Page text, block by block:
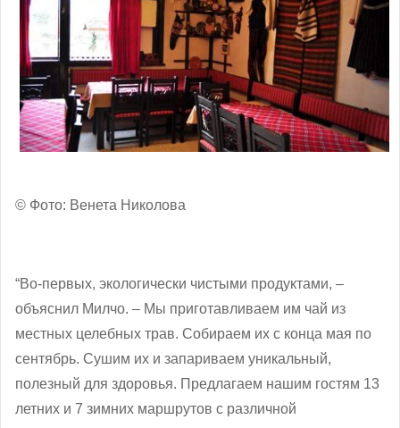
© Фото: Венета Николова
“Во-первых, экологически чистыми продуктами, –
объяснил Милчо. – Мы приготавливаем им чай из
местных целебных трав. Собираем их с конца мая по
сентябрь. Сушим их и запариваем уникальный,
полезный для здоровья. Предлагаем нашим гостям 13
летних и 7 зимних маршрутов с различной